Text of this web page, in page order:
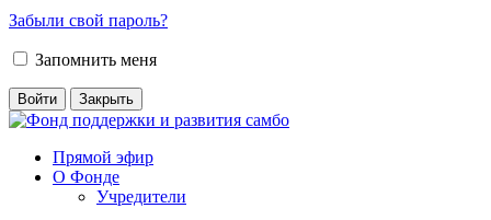
Забыли свой пароль?
Запомнить меня
Прямой эфир
О Фонде
Учредители